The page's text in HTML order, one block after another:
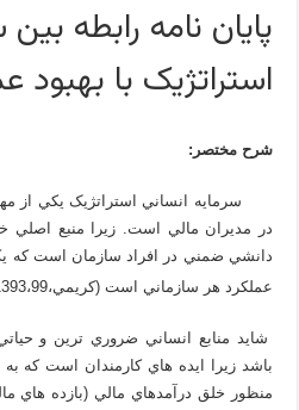
پایان نامه رابطه
استراتژيک با بهبود
شرح مختصر:
سرمايه انساني استراتژيک يکي از
در مديران مالي است. زيرا منبع اصلي
دانشي ضمني در افراد سازمان است که
عملکرد هر سازماني است (کريمي،1393،99)
شايد منابع انساني ضروري ترين و
باشد زيرا ايده هاي کارمندان است که
منظور خلق درآمدهاي مالي (بازده هاي